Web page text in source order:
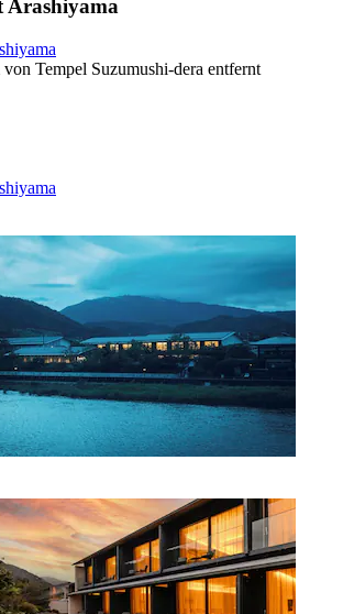
Arashiyama
Tempel Suzumushi-dera entfernt